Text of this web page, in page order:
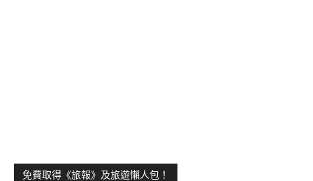
免費取得《旅報》及旅遊懶人包！